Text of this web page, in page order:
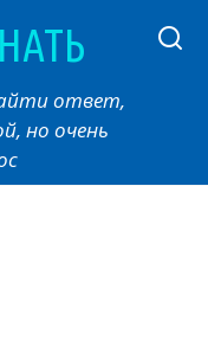
ответ,
но очень